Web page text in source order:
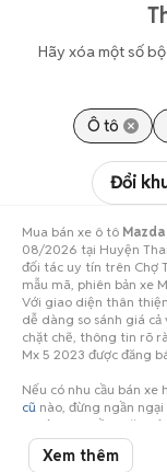
Hãy xóa một số
Ô tô
Đổi
Mua bán xe ô tô
08/2026 tại Huyện
đối tác uy tín trên Chợ
mẫu mã, phiên bản xe
Với giao diện thân
dễ dàng so sánh giá
chặt chẽ, thông tin rõ
Mx 5 2023 được đăng
Nếu có nhu cầu bán xe
cũ nào, đừng ngần
người mua tiềm năng ở
Xem thêm